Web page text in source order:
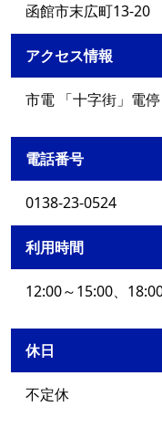
函館市末広町13-20
アクセス情報
市電 「十字街」電
電話番号
0138-23-0524
利用時間
12:00～15:00、
休日
不定休